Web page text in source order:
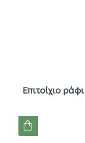
Επιτοίχιο